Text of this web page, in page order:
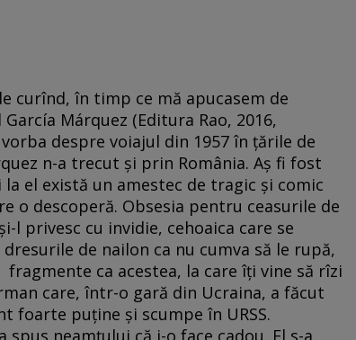
curînd, în timp ce mă apucasem de
Márquez (Editura Rao, 2016,
despre voiajul din 1957 în țările de
n-a trecut și prin România. Aș fi fost
el există un amestec de tragic și comic
o descoperă. Obsesia pentru ceasurile de
privesc cu invidie, cehoaica care se
de nailon ca nu cumva să le rupă,
ca acestea, la care îți vine să rîzi
care, într-o gară din Ucraina, a făcut
foarte puține și scumpe în URSS.
neamțului că i-o face cadou. El s-a